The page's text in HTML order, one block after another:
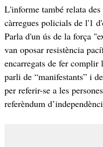
L'informe també relata
càrregues policials de l'1
Parla d'un ús de la força
van oposar resistència
encarregats de fer
parli de “manifestants” i
per referir-se a les
referèndum